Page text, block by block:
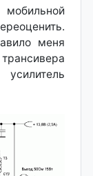
меня